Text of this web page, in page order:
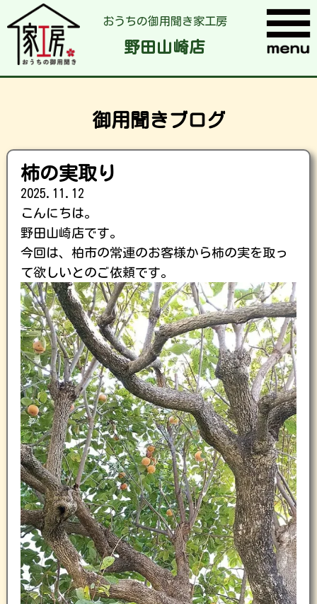
おうちの御用聞き家工房
野田山崎店
御用聞きブログ
柿の実取り
2025.11.12
こんにちは。
野田山崎店です。
今回は、柏市の常連のお客様から柿の実を取っ
て欲しいとのご依頼です。